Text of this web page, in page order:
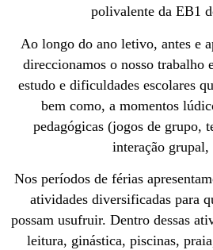
polivalente da EB1
Ao longo do ano letivo, antes e
direccionamos o nosso trabalho
estudo e dificuldades escolares
bem como, a momentos
pedagógicas (jogos de grupo,
interação grupal,
Nos períodos de férias
atividades diversificadas para
possam usufruir. Dentro dessas
leitura, ginástica, piscinas,